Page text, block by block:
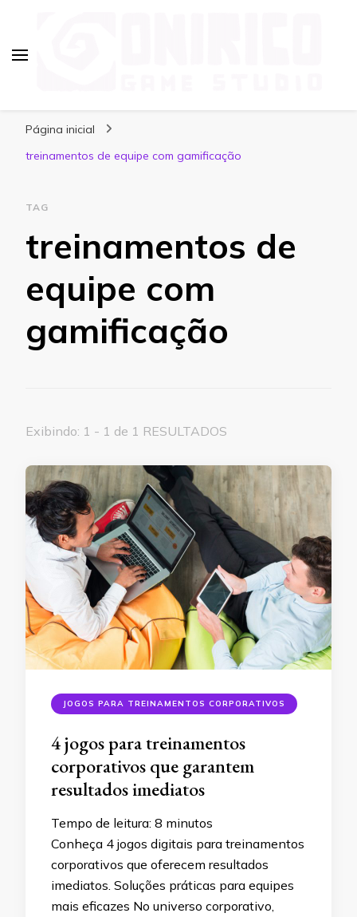
Página inicial
treinamentos de equipe com gamificação
TAG
treinamentos de
equipe com
gamificação
Exibindo: 1 - 1 de 1 RESULTADOS
JOGOS PARA TREINAMENTOS CORPORATIVOS
4 jogos para treinamentos
corporativos que garantem
resultados imediatos
Tempo de leitura: 8 minutos
Conheça 4 jogos digitais para treinamentos
corporativos que oferecem resultados
imediatos. Soluções práticas para equipes
mais eficazes No universo corporativo,